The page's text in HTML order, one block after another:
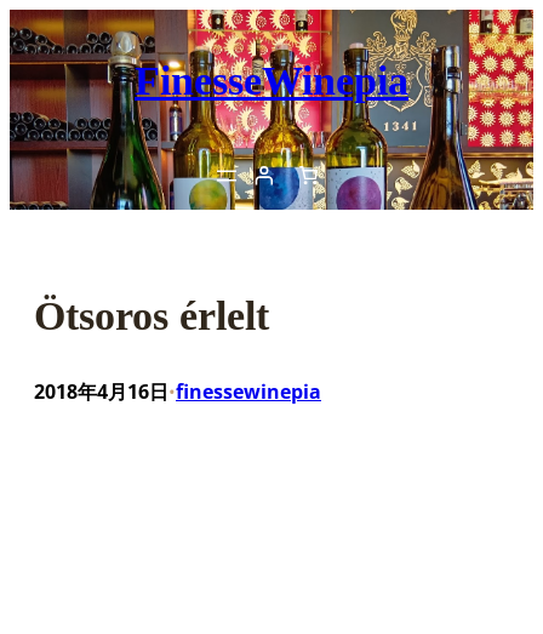
内
容
を
ス
キ
ッ
プ
FinesseWinepia
Ötsoros érlelt
2018年4月16日•finessewinepia